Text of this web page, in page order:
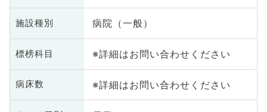
施設種別 病院（一般）
標榜科目 ※詳細はお問い合わせください
病床数 ※詳細はお問い合わせください